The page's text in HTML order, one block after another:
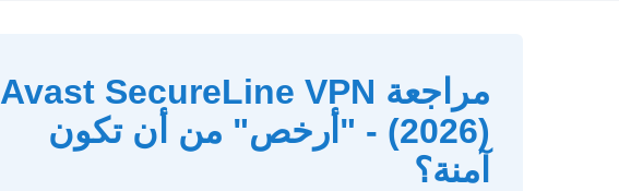
مراجعة Avast SecureLine VPN
(2026) - "أرخص" من أن تكون
آمنة؟